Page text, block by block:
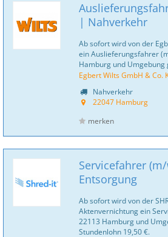
| Nahverkehr
Ab sofort wird von der
ein Auslieferungsfahrer
Hamburg und Umgebung
Egbert Wilts GmbH & Co.
Nahverkehr
22047 Hamburg
merken
Servicefahrer
Entsorgung
Ab sofort wird von der
Aktenvernichtung ein
22113 Hamburg und
Stundenlohn 19,50 €.